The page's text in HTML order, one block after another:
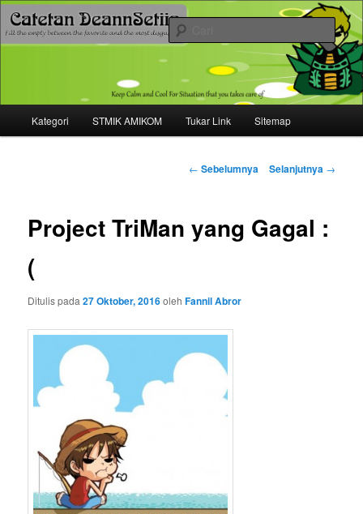
Mari bermimpi dan ciptakan kehendak
Cari
Langsung
utama
Kategori STMIK AMIKOM Tukar Link Sitemap
Navigasi
← Sebelumnya Selanjutnya →
Project TriMan yang Gagal :
(
Ditulis pada27 Oktober, 2016olehFannil Abror